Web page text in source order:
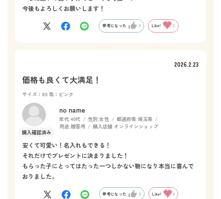
今後もよろしくお願いします！
参考になった 0 Like! 2
2026.2.23
価格も良くて大満足！
サイズ：80 色：ピンク
no name
年代:40代 性別:女性 都道府県:埼玉県
用途:贈答用 購入店舗:オンラインショップ
安くて可愛い！名入れもできる！
それだけでプレゼントに決まりました！
もらった子にとってはたった一つしかない物になり本当に喜んで
おりました。
参考になった 0 Like! 0